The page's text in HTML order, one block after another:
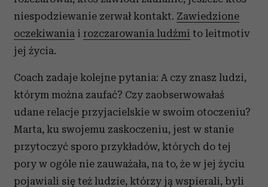
niespodziewanie zerwał kontakt. Zawiedzione
oczekiwania i rozczarowania ludźmi to leitmotiv
jej życia.
Coach zadaje kolejne pytania: A czy znasz ludzi,
którym można zaufać? Czy zaobserwowałaś
udane relacje przyjacielskie w swoim otoczeniu?
Marta, ku swojemu zaskoczeniu, jest w stanie
przytoczyć sporo przykładów, których do tej
pory w ogóle nie zauważała, na to, że w jej życiu
pojawiali się też ludzie, którzy ją wspierali, byli